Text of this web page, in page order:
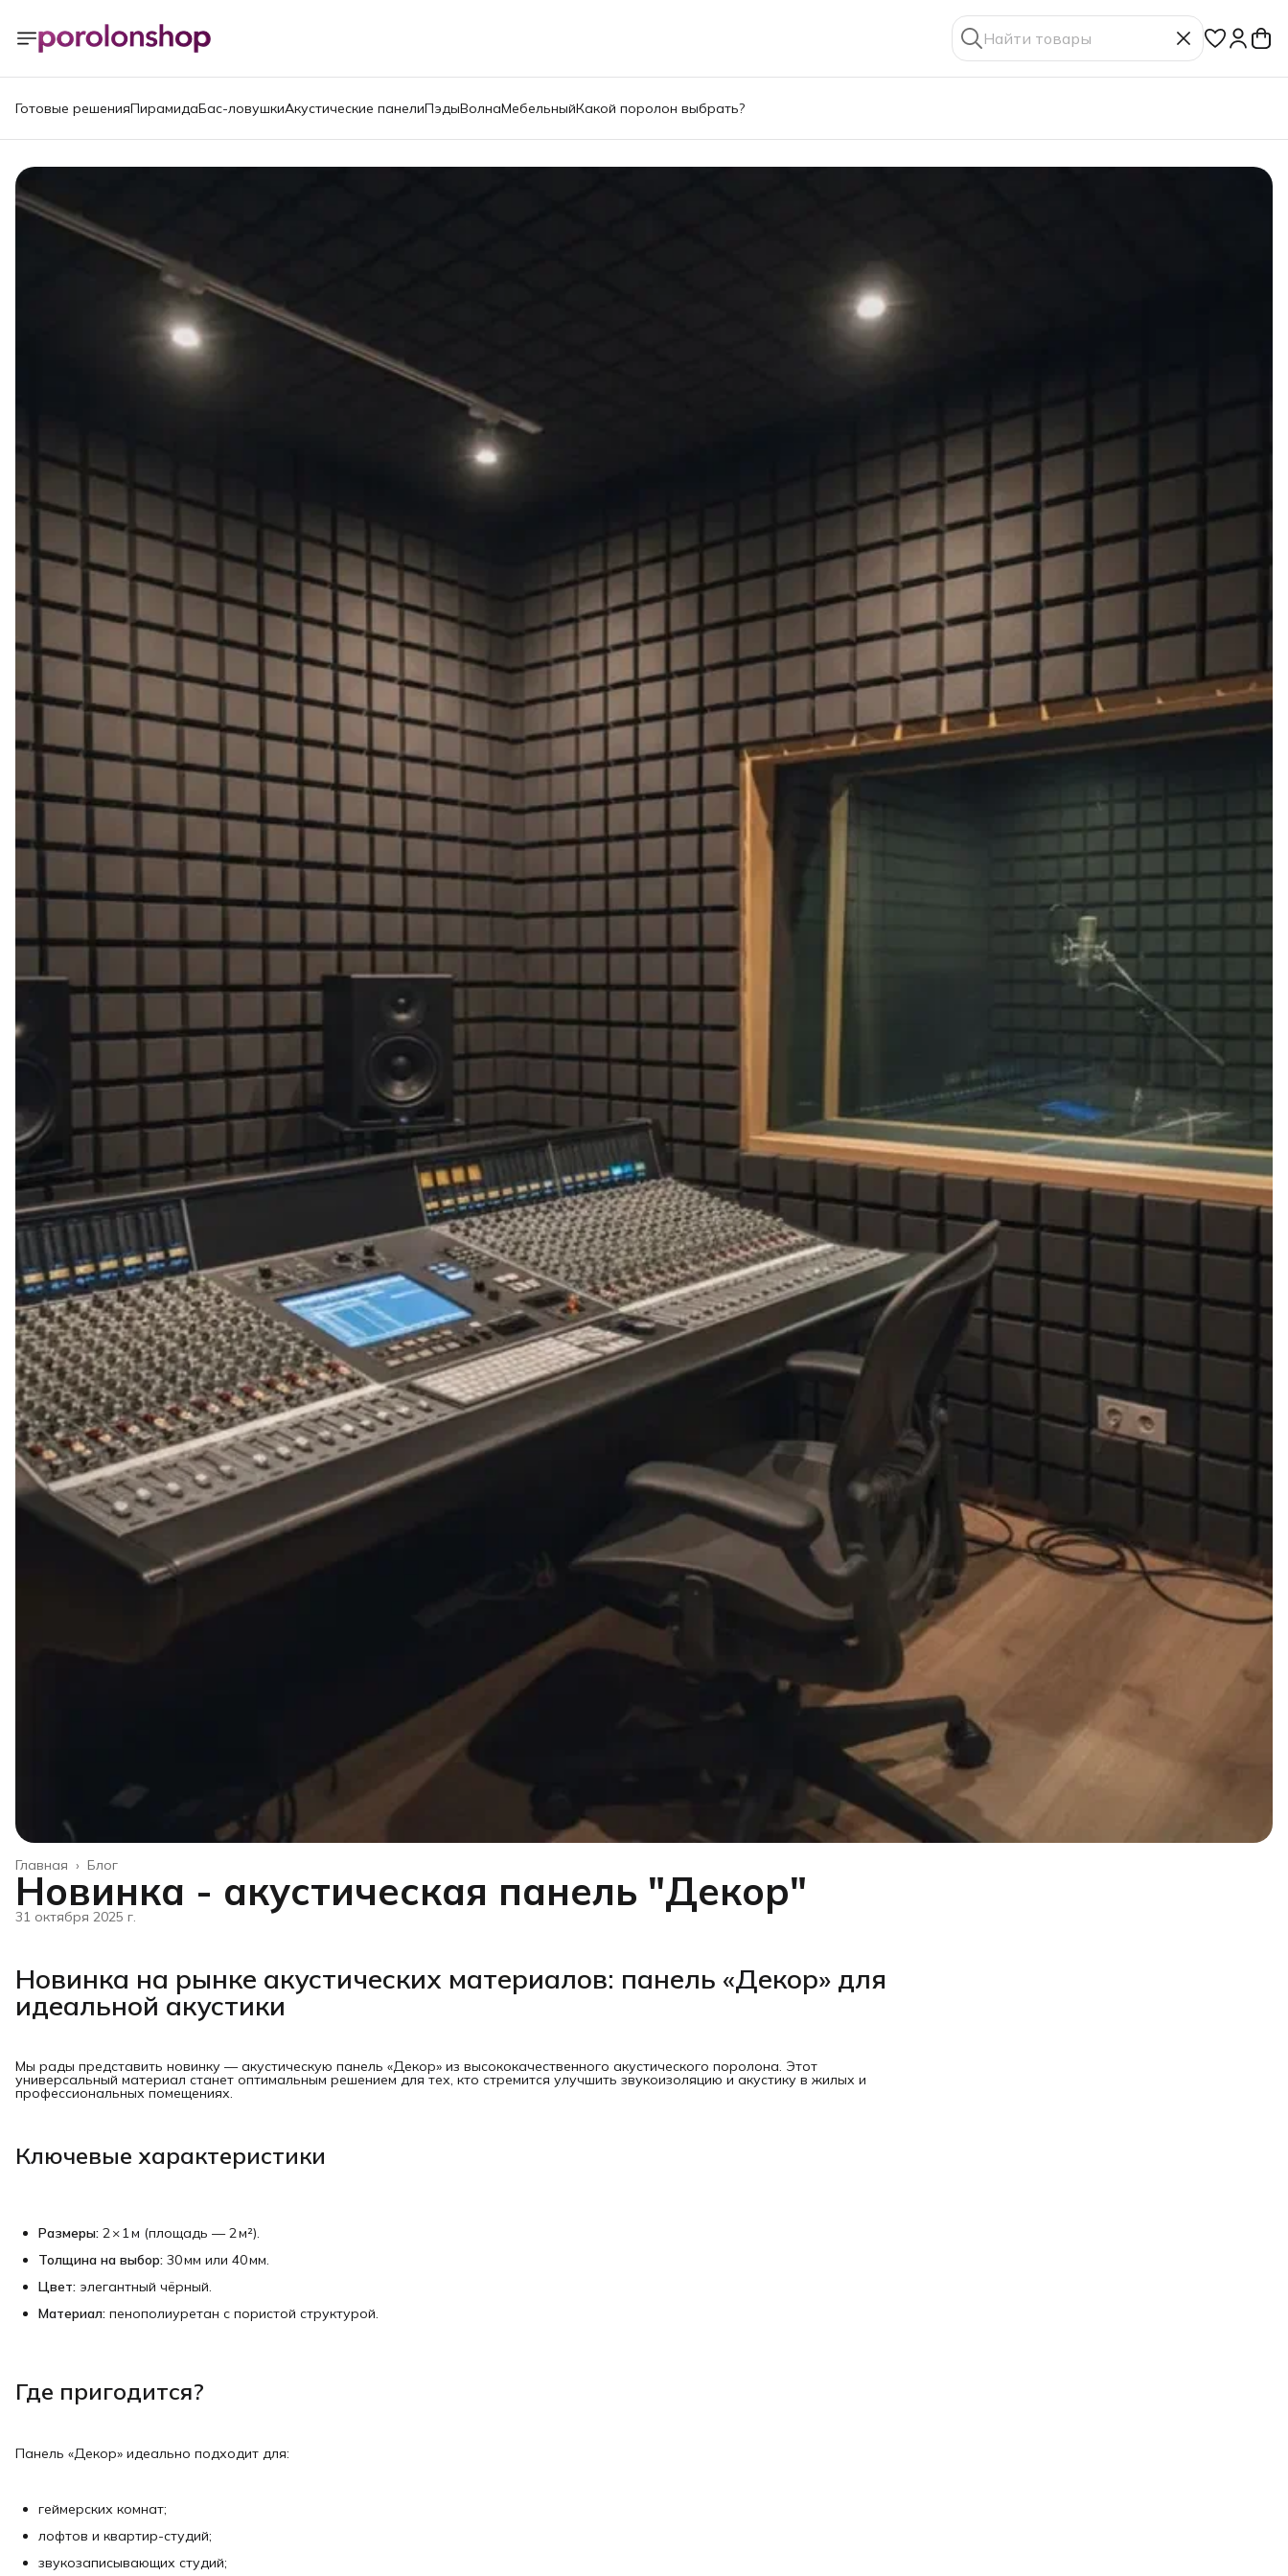
Готовые решенияПирамидаБас-ловушкиАкустические панелиПэдыВолнаМебельныйКакой поролон выбрать?
Блог
Главная ›
Новинка - акустическая панель "Декор"
31 октября 2025 г.
Новинка на рынке акустических материалов: панель «Декор» для
идеальной акустики
Мы рады представить новинку — акустическую панель «Декор» из высококачественного акустического поролона. Этот
универсальный материал станет оптимальным решением для тех, кто стремится улучшить звукоизоляцию и акустику в жилых и
профессиональных помещениях.
Ключевые характеристики
Размеры: 2 × 1 м (площадь — 2 м²).
Толщина на выбор: 30 мм или 40 мм.
Цвет: элегантный чёрный.
Материал: пенополиуретан с пористой структурой.
Где пригодится?
Панель «Декор» идеально подходит для:
геймерских комнат;
лофтов и квартир-студий;
звукозаписывающих студий;